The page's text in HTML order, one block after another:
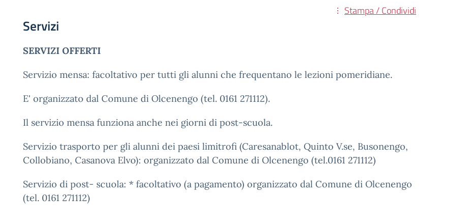
Stampa / Condividi
Servizi
SERVIZI OFFERTI
Servizio mensa: facoltativo per tutti gli alunni che frequentano le lezioni pomeridiane.
E' organizzato dal Comune di Olcenengo (tel. 0161 271112).
Il servizio mensa funziona anche nei giorni di post-scuola.
Servizio trasporto per gli alunni dei paesi limitrofi (Caresanablot, Quinto V.se, Busonengo,
Collobiano, Casanova Elvo): organizzato dal Comune di Olcenengo (tel.0161 271112)
Servizio di post- scuola: * facoltativo (a pagamento) organizzato dal Comune di Olcenengo
(tel. 0161 271112)